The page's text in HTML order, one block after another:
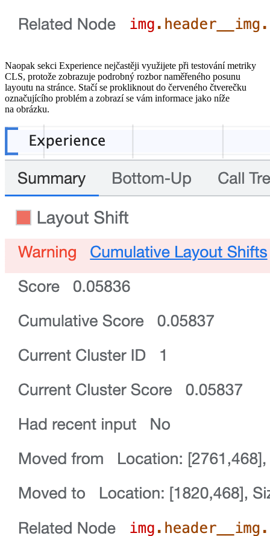
Naopak sekci Experience nejčastěji využijete při testování metriky
CLS, protože zobrazuje podrobný rozbor naměřeného posunu
layoutu na stránce. Stačí se prokliknout do červeného čtverečku
označujícího problém a zobrazí se vám informace jako níže
na obrázku.